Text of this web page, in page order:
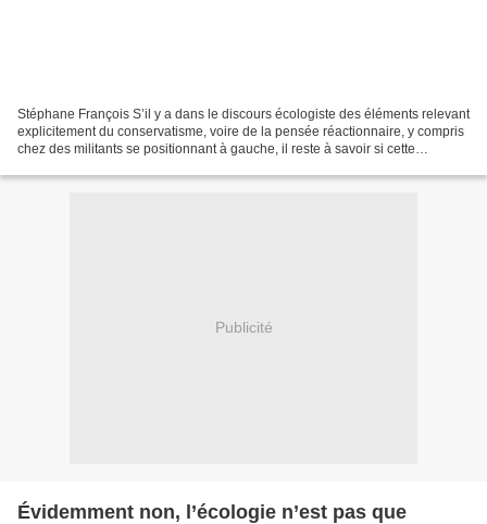
Stéphane François S’il y a dans le discours écologiste des éléments relevant
explicitement du conservatisme, voire de la pensée réactionnaire, y compris
chez des militants se positionnant à gauche, il reste à savoir si cette
Publicité
Évidemment non, l’écologie n’est pas que